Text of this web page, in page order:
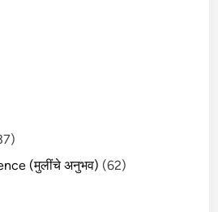
(मुलींचे अनुभव) (62)